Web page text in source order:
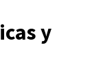
de la
y